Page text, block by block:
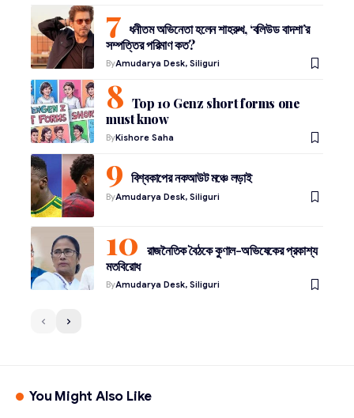
ধনীতম অভিনেতা হলেন শাহরুখ, ‘বলিউড বাদশা’র
সম্পত্তির পরিমাণ কত?
ByAmudarya Desk, Siliguri
Top 10 Genz short forms one
must know
ByKishore Saha
বিশ্বকাপের নকআউট মঞ্চে লড়াই
ByAmudarya Desk, Siliguri
রাজনৈতিক বৈঠকে কুণাল-অভিষেকের প্রকাশ্য
মতবিরোধ
ByAmudarya Desk, Siliguri
You Might Also Like